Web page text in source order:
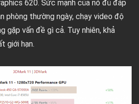
620. Sức mạnh của nó đủ đáp
phòng thường ngày, chạy video độ
gặp vấn đề gì cả. Tuy nhiên, khả
giới hạn.